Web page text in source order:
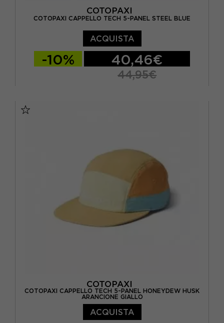
COTOPAXI
COTOPAXI CAPPELLO TECH 5-PANEL STEEL BLUE
ACQUISTA
-10% 40,46€
44,95€
COTOPAXI
COTOPAXI CAPPELLO TECH 5-PANEL HONEYDEW HUSK
ARANCIONE GIALLO
ACQUISTA